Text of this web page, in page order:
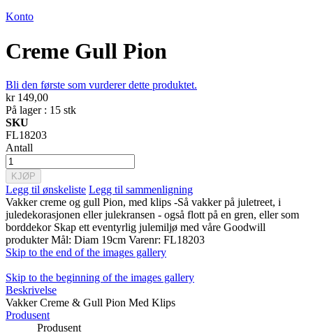
Konto
Creme Gull Pion
Bli den første som vurderer dette produktet.
kr 149,00
På lager : 15 stk
SKU
FL18203
Antall
KJØP
Legg til ønskeliste Legg til sammenligning
Vakker creme og gull Pion, med klips -Så vakker på juletreet, i
juledekorasjonen eller julekransen - også flott på en gren, eller som
borddekor Skap ett eventyrlig julemiljø med våre Goodwill
produkter Mål: Diam 19cm Varenr: FL18203
Skip to the end of the images gallery
Skip to the beginning of the images gallery
Beskrivelse
Vakker Creme & Gull Pion Med Klips
Produsent
Produsent